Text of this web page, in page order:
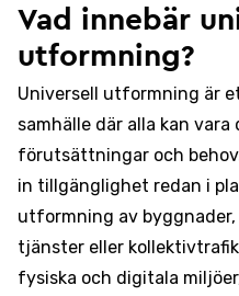
Vad innebär
utformning?
Universell utformning är
samhälle där alla kan
förutsättningar och
in tillgänglighet redan i
utformning av
tjänster eller
fysiska och digitala